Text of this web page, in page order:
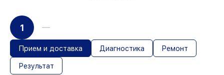
1
Прием и доставка Диагностика Ремонт
Результат